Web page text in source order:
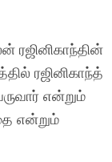
ரஜினிகாந்தின்
ரஜினிகாந்த்
என்றும்
என்றும்